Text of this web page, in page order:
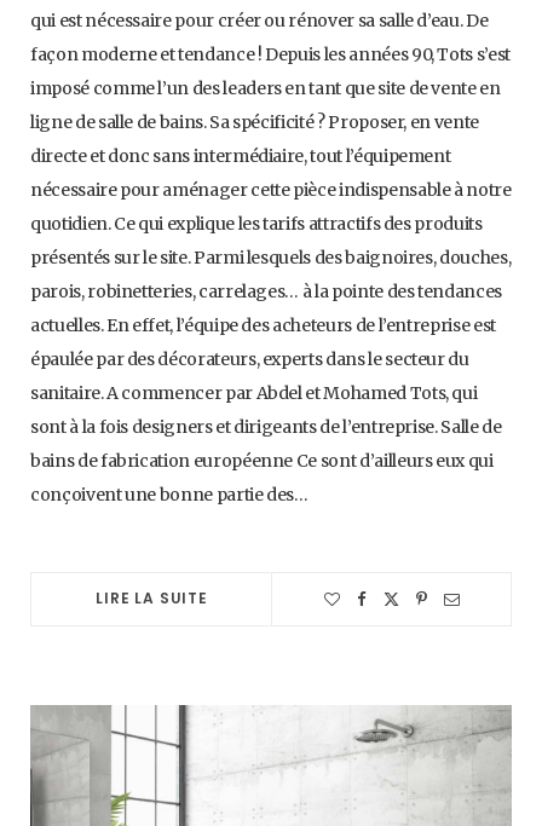
qui est nécessaire pour créer ou rénover sa salle d’eau. De
façon moderne et tendance ! Depuis les années 90, Tots s’est
imposé comme l’un des leaders en tant que site de vente en
ligne de salle de bains. Sa spécificité ? Proposer, en vente
directe et donc sans intermédiaire, tout l’équipement
nécessaire pour aménager cette pièce indispensable à notre
quotidien. Ce qui explique les tarifs attractifs des produits
présentés sur le site. Parmi lesquels des baignoires, douches,
parois, robinetteries, carrelages… à la pointe des tendances
actuelles. En effet, l’équipe des acheteurs de l’entreprise est
épaulée par des décorateurs, experts dans le secteur du
sanitaire. A commencer par Abdel et Mohamed Tots, qui
sont à la fois designers et dirigeants de l’entreprise. Salle de
bains de fabrication européenne Ce sont d’ailleurs eux qui
conçoivent une bonne partie des…
LIRE LA SUITE